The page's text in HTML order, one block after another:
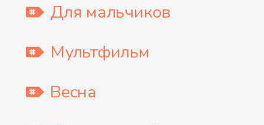
Для мальчиков
Мультфильм
Весна